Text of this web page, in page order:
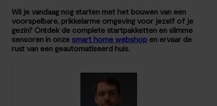
Wil je vandaag nog starten met het bouwen van een
voorspelbare, prikkelarme omgeving voor jezelf of je
gezin? Ontdek de complete startpakketten en slimme
sensoren in onze smart home webshop en ervaar de
rust van een geautomatiseerd huis.